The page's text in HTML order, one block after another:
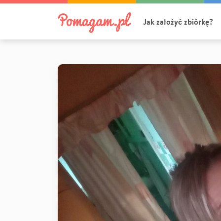
Jak założyć zbiórkę?